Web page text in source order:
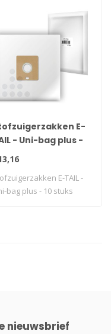
E-
- Uni-bag plus -
stuks
E-TAIL -
bag plus - 10 stuks
nieuwsbrief